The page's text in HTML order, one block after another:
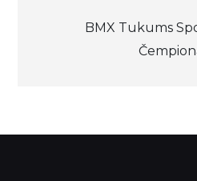
izvēlne
BMX Tukums